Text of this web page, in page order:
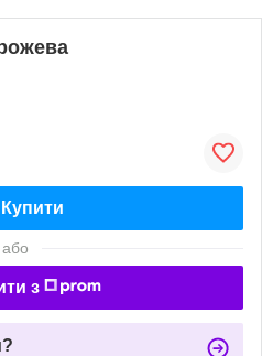
Купити
або
з